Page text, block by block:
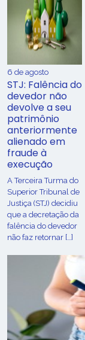
6 de agosto
STJ: Falência do
devedor não
devolve a seu
patrimônio
anteriormente
alienado em
fraude à
execução
A Terceira Turma do
Superior Tribunal de
Justiça (STJ) decidiu
que a decretação da
falência do devedor
não faz retornar […]